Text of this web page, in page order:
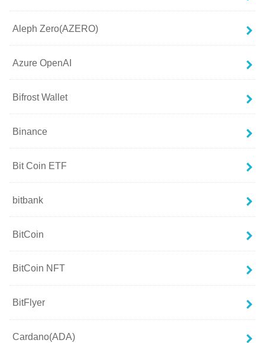
Aleph Zero(AZERO)
Azure OpenAI
Bifrost Wallet
Binance
Bit Coin ETF
bitbank
BitCoin
BitCoin NFT
BitFlyer
Cardano(ADA)